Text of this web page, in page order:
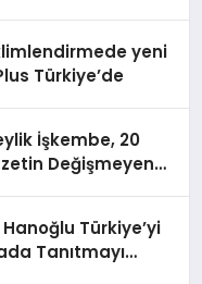
yeni
Türkiye’de
İşkembe, 20
Değişmeyen
Türkiye’yi
Tanıtmayı